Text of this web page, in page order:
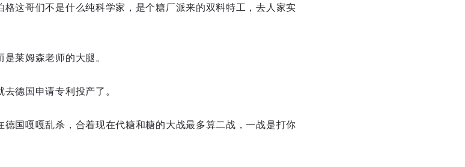
这哥们不是什么纯科学家，是个糖厂派来的双料特工，去人家实
莱姆森老师的大腿。
德国申请专利投产了。
国嘎嘎乱杀，合着现在代糖和糖的大战最多算二战，一战是打你